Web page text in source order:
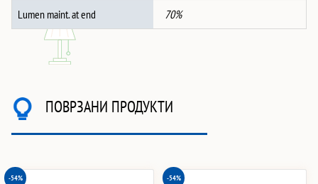
Lumen maint. at end 70%
ПОВРЗАНИ ПРОДУКТИ
-54% -54%